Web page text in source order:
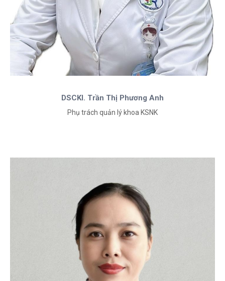
DSCKI. Trần Thị Phương Anh
Phụ trách quản lý khoa KSNK